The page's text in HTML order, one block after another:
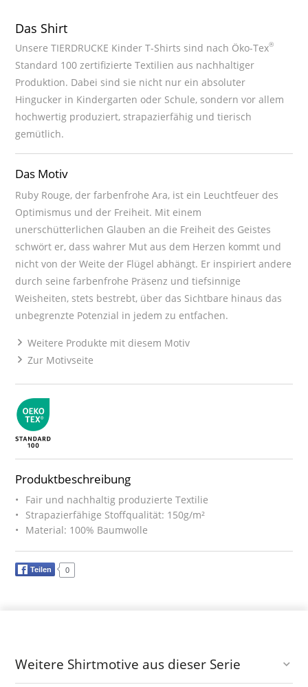
Das Shirt
Unsere TIERDRUCKE Kinder T-Shirts sind nach Öko-Tex®
Standard 100 zertifizierte Textilien aus nachhaltiger
Produktion. Dabei sind sie nicht nur ein absoluter
Hingucker in Kindergarten oder Schule, sondern vor allem
hochwertig produziert, strapazierfähig und tierisch
gemütlich.
Das Motiv
Ruby Rouge, der farbenfrohe Ara, ist ein Leuchtfeuer des
Optimismus und der Freiheit. Mit einem
unerschütterlichen Glauben an die Freiheit des Geistes
schwört er, dass wahrer Mut aus dem Herzen kommt und
nicht von der Weite der Flügel abhängt. Er inspiriert andere
durch seine farbenfrohe Präsenz und tiefsinnige
Weisheiten, stets bestrebt, über das Sichtbare hinaus das
unbegrenzte Potenzial in jedem zu entfachen.
Weitere Produkte mit diesem Motiv
Zur Motivseite
Produktbeschreibung
Fair und nachhaltig produzierte Textilie
Strapazierfähige Stoffqualität: 150g/m²
Material: 100% Baumwolle
Teilen 0
Weitere Shirtmotive aus dieser Serie